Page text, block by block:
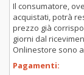
Il consumatore,
acquistati, potrà
prezzo già
giorni dal
Onlinestore sono
Pagamenti: